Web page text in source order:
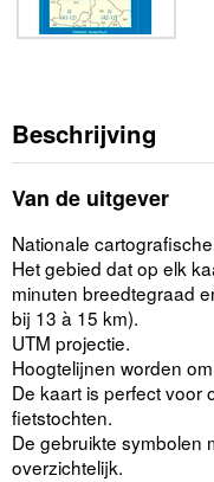
Beschrijving
Van de uitgever
Nationale
Het gebied dat op elk
minuten breedtegraad
bij 13 à 15 km).
UTM projectie.
Hoogtelijnen worden
De kaart is perfect voor
fietstochten.
De gebruikte symbolen
overzichtelijk.